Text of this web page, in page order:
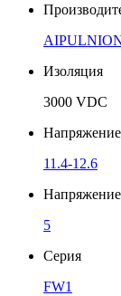
Изоляция
3000 VDC
11.4-12.6
5
Серия
FW1